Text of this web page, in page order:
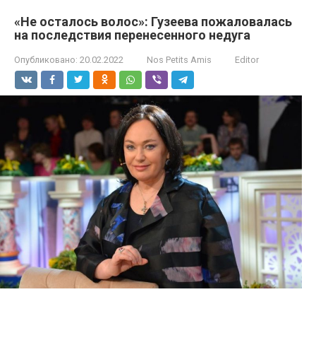
«Не осталось волос»: Гузеева пожаловалась
на последствия перенесенного недуга
Опубликовано: 20.02.2022 Nos Petits Amis Editor